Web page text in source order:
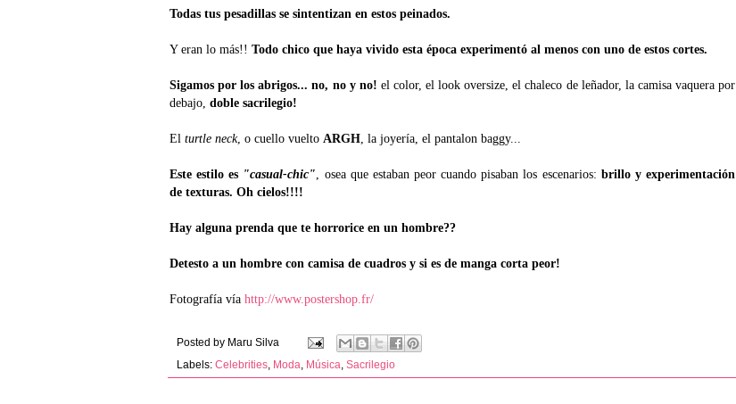
Todas tus pesadillas se sintentizan en estos peinados.
Y eran lo más!! Todo chico que haya vivido esta época experimentó al menos con uno de estos cortes.
Sigamos por los abrigos... no, no y no! el color, el look oversize, el chaleco de leñador, la camisa vaquera por
debajo, doble sacrilegio!
El turtle neck, o cuello vuelto ARGH , la joyería, el pantalon baggy...
Este estilo es "casual-chic" , osea que estaban peor cuando pisaban los escenarios: brillo y experimentación
de texturas. Oh cielos!!!!
Hay alguna prenda que te horrorice en un hombre??
Detesto a un hombre con camisa de cuadros y si es de manga corta peor!
Fotografía vía http://www.postershop.fr/
Posted by Maru Silva
Labels: Celebrities Moda Música Sacrilegio